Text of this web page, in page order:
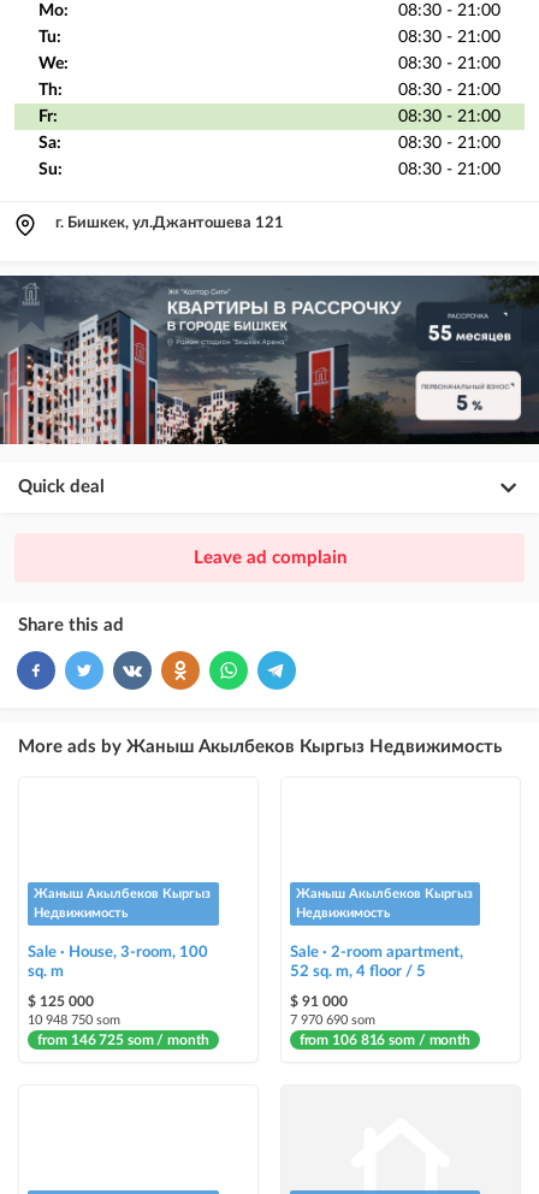
Mo:
08:30 - 21:00
Tu:
08:30 - 21:00
We:
08:30 - 21:00
Th:
08:30 - 21:00
Fr:
08:30 - 21:00
Sa:
08:30 - 21:00
Su:
08:30 - 21:00
г. Бишкек, ул.Джантошева 121
Quick deal
ad placement above VIP + paid promotion on Instagram
VIP
ad placement above free ads
ad placement on @house_kg Instagram account and on Telegram channel
+ paid promotion on Instagram
Highlight with color
Auto UP
Leave ad complain
Share this ad
More ads by Жаныш Акылбеков Кыргыз Недвижимость
Жаныш Акылбеков Кыргыз
Недвижимость
Sale · House, 3-room, 100
sq. m
$ 125 000
10 948 750 som
from 146 725 som / month
Жаныш Акылбеков Кыргыз
Недвижимость
Sale · 2-room apartment,
52 sq. m, 4 floor / 5
$ 91 000
7 970 690 som
from 106 816 som / month